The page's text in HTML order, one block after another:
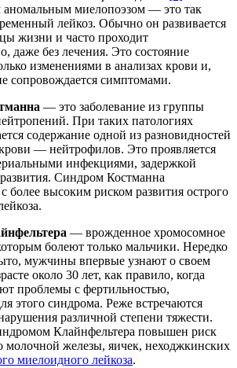
аномальным миелопоэзом — это так
лейкоз. Обычно он развивается
жизни и часто проходит
даже без лечения. Это состояние
изменениями в анализах крови и,
сопровождается симптомами.
— это заболевание из группы
При таких патологиях
содержание одной из разновидностей
— нейтрофилов. Это проявляется
инфекциями, задержкой
Синдром Костманна
более высоким риском развития острого
— врожденное хромосомное
болеют только мальчики. Нередко
мужчины впервые узнают о своем
около 30 лет, как правило, когда
проблемы с фертильностью,
этого синдрома. Реже встречаются
различной степени тяжести.
Клайнфельтера повышен риск
молочной железы, яичек, неходжкинских
миелоидного лейкоза.